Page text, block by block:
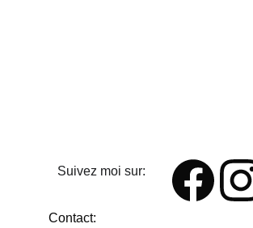
Contact:
Suivez moi sur: